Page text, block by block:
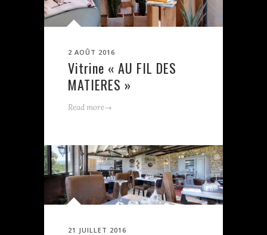
2 AOÛT 2016
Vitrine « AU FIL DES
MATIERES »
Read more→
21 JUILLET 2016